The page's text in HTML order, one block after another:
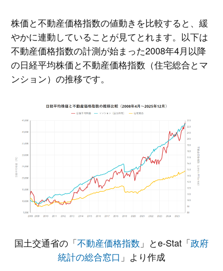
株価と不動産価格指数の値動きを比較すると、緩
やかに連動していることが見てとれます。以下は
不動産価格指数の計測が始まった2008年4月以降
の日経平均株価と不動産価格指数（住宅総合とマ
ンション）の推移です。
国土交通省の「不動産価格指数 」とe-Stat「政府
統計の総合窓口 」より作成